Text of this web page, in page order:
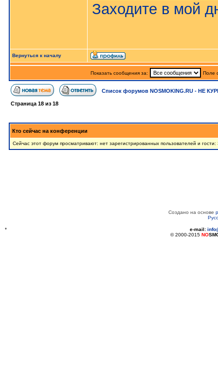
Заходите в мой
Вернуться к началу
Показать сообщения за: Поле
Список форумов NOSMOKING.RU - НЕ
Страница 18 из 18
Кто сейчас на конференции
Сейчас этот форум просматривают: нет зарегистрированных пользователей и гости:
Создано на основе
* e-mail:
© 2000-2015 NO